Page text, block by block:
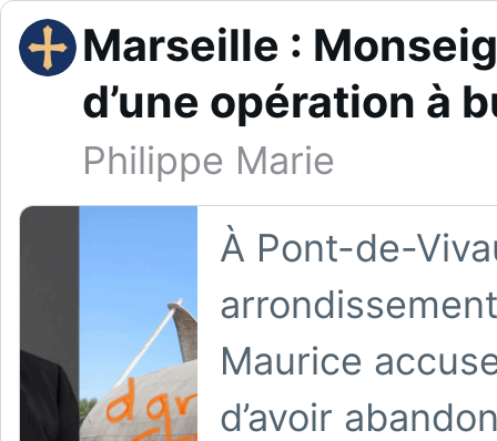
Marseille :
d’une opération à
Philippe Marie
À Pont-de-
Maurice
d’avoir